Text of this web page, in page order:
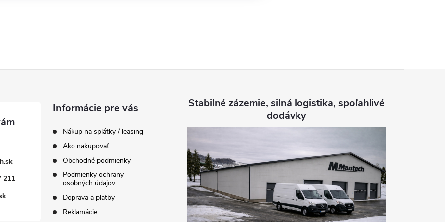
211
Informácie pre vás
Nákup na splátky / leasing
Ako nakupovať
Obchodné podmienky
Podmienky ochrany
osobných údajov
Doprava a platby
Reklamácie
Stabilné zázemie, silná logistika, spoľahlivé
dodávky